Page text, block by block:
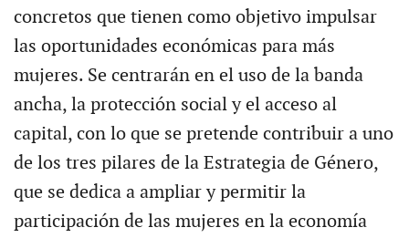
concretos que tienen como objetivo impulsar
las oportunidades económicas para más
mujeres. Se centrarán en el uso de la banda
ancha, la protección social y el acceso al
capital, con lo que se pretende contribuir a uno
de los tres pilares de la Estrategia de Género,
que se dedica a ampliar y permitir la
participación de las mujeres en la economía